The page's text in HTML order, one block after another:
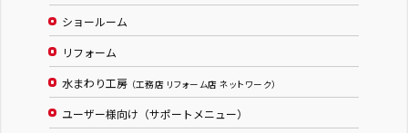
ショールーム
リフォーム
水まわり工房 （工務店 リフォーム店 ネットワーク）
ユーザー様向け（サポートメニュー）